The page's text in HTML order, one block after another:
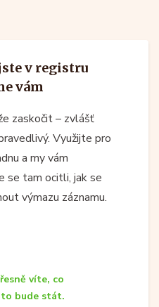
v registru
vám
zaskočit – zvlášť
Využijte pro
a my vám
se tam ocitli, jak se
výmazu záznamu.
víte, co
bude stát.